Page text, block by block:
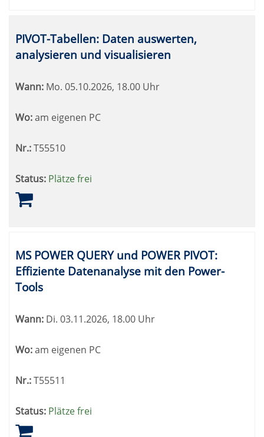
PIVOT-Tabellen: Daten auswerten,
analysieren und visualisieren
Wann: Mo. 05.10.2026, 18.00 Uhr
Wo:am eigenen PC
Nr.:T55510
Status: Plätze frei
MS POWER QUERY und POWER PIVOT:
Effiziente Datenanalyse mit den Power-
Tools
Wann: Di. 03.11.2026, 18.00 Uhr
Wo:am eigenen PC
Nr.:T55511
Status: Plätze frei